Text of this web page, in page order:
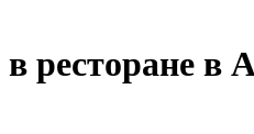
ресторане в